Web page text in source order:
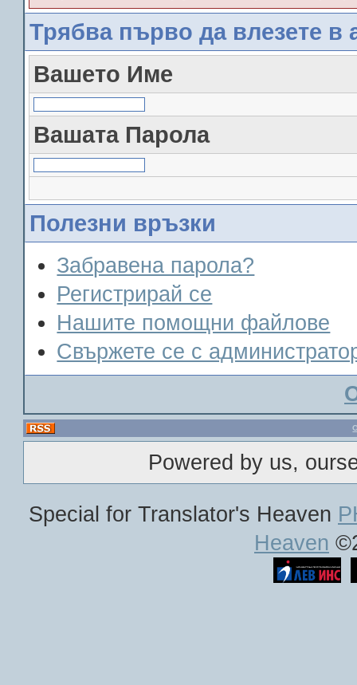
Трябва първо да влезете в
Вашето Име
Вашата Парола
Полезни връзки
Забравена парола?
Регистрирай се
Нашите помощни файлове
Свържете се с
Powered by us,
Special for Translator's Heaven
Heaven